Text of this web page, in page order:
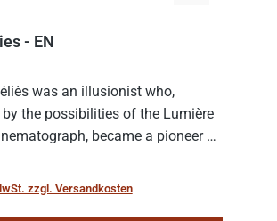
- EN
was an illusionist who,
the possibilities of the Lumière
became a pioneer of
he filmed his most famous
dans la Lune” (“A Trip to...
zzgl. Versandkosten